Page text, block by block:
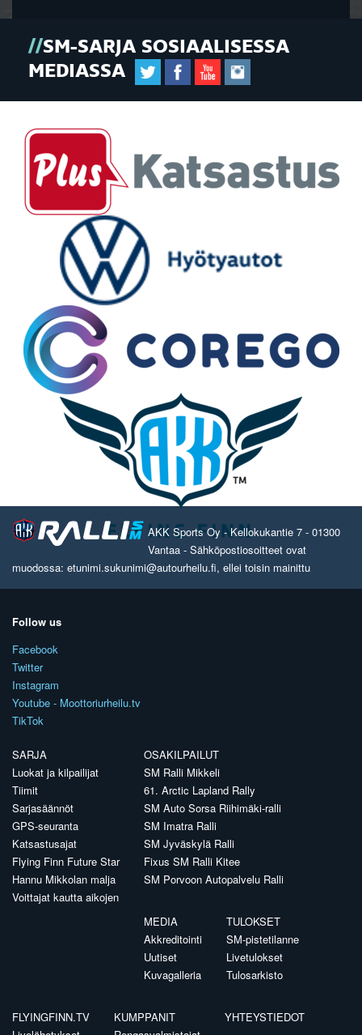
SM-SARJA SOSIAALISESSA
MEDIASSA
AKK Sports Oy - Kellokukantie 7 - 01300
Vantaa - Sähköpostiosoitteet ovat
muodossa: etunimi.sukunimi@autourheilu.fi, ellei toisin mainittu
Follow us
Facebook
Twitter
Instagram
Youtube - Moottoriurheilu.tv
TikTok
SARJA
Luokat ja kilpailijat
Tiimit
Sarjasäännöt
GPS-seuranta
Katsastusajat
Flying Finn Future Star
Hannu Mikkolan malja
Voittajat kautta aikojen
OSAKILPAILUT
SM Ralli Mikkeli
61. Arctic Lapland Rally
SM Auto Sorsa Riihimäki-ralli
SM Imatra Ralli
SM Jyväskylä Ralli
Fixus SM Ralli Kitee
SM Porvoon Autopalvelu Ralli
MEDIA
Akkreditointi
Uutiset
Kuvagalleria
TULOKSET
SM-pistetilanne
Livetulokset
Tulosarkisto
FLYINGFINN.TV
KUMPPANIT
YHTEYSTIEDOT